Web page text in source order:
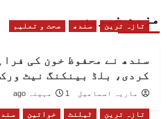
مزید خبریں
تازہ ترین سندھ صحت و تعلیم
سندھ نے محفوظ خون کی
کردی، بلڈ بینکنگ نیٹ
ماریہ اسماعیل 1 مہینہ ago
تازہ ترین ٹیلنٹ خواتین